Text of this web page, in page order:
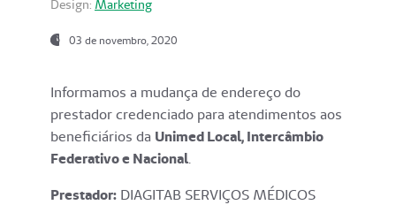
Design: Marketing
03 de novembro, 2020
Informamos a mudança de endereço do
prestador credenciado para atendimentos aos
beneficiários da Unimed Local, Intercâmbio
Federativo e Nacional.
Prestador: DIAGITAB SERVIÇOS MÉDICOS